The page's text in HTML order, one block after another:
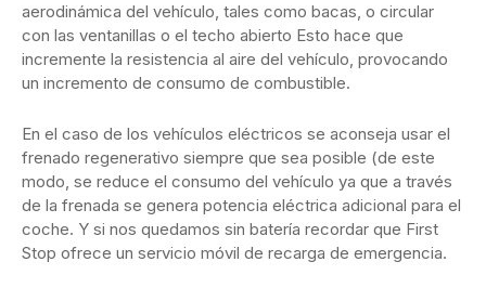
aerodinámica del vehículo, tales como bacas, o circular
con las ventanillas o el techo abierto Esto hace que
incremente la resistencia al aire del vehículo, provocando
un incremento de consumo de combustible.
En el caso de los vehículos eléctricos se aconseja usar el
frenado regenerativo siempre que sea posible (de este
modo, se reduce el consumo del vehículo ya que a través
de la frenada se genera potencia eléctrica adicional para el
coche. Y si nos quedamos sin batería recordar que First
Stop ofrece un servicio móvil de recarga de emergencia.